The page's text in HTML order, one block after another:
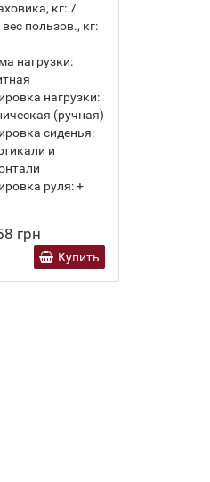
кг:7
пользов., кг:
нагрузки:
нагрузки:
(ручная)
сиденья:
и
руля:+
грн
Купить